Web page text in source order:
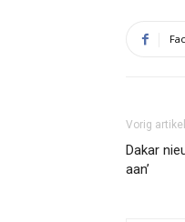
Vorig artikel
Dakar
aan’